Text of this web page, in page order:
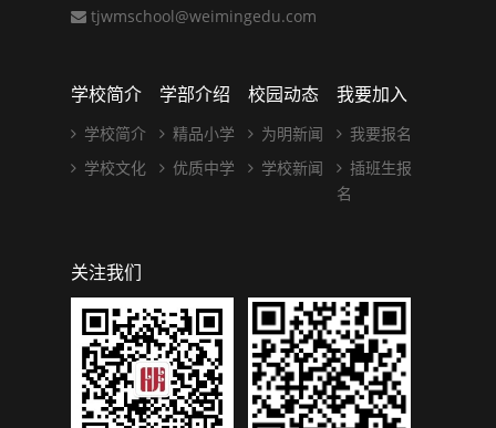
tjwmschool@weimingedu.com
学校简介
学校简介
学校文化
学部介绍
精品小学
优质中学
校园动态
为明新闻
学校新闻
我要加入
我要报名
插班生报
名
关注我们